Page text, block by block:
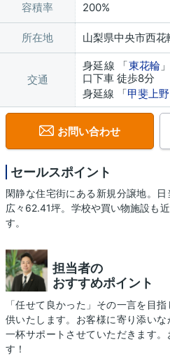
容積率 200%
所在地 山梨県中央市西花
交通
身延線 「東花輪
口下車 徒歩8分
身延線 「甲斐上野
お問い合わせ
セールスポイント
閑静な住宅街にある新規分譲地。
広々62.41坪。学校や買い物施設も
す。
担当者の
おすすめポイント
「任せて良かった」その一言を目
供いたします。お客様に寄り添い
一杯サポートさせていただきます
す！